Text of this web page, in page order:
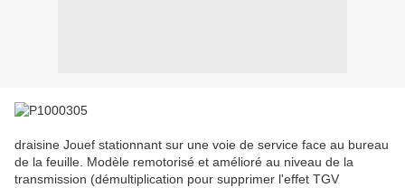
draisine Jouef stationnant sur une voie de service face au bureau
de la feuille. Modèle remotorisé et amélioré au niveau de la
transmission (démultiplication pour supprimer l'effet TGV